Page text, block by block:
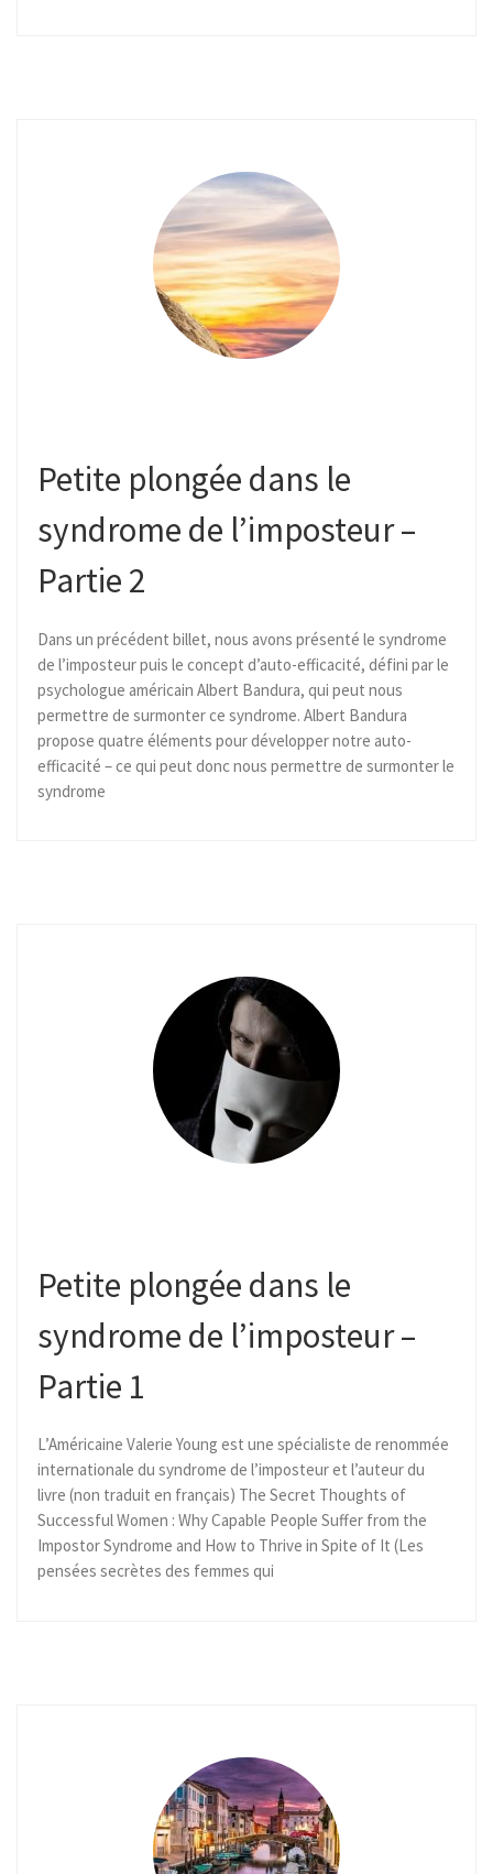
Petite plongée dans le
syndrome de l’imposteur –
Partie 2
Dans un précédent billet, nous avons présenté le syndrome
de l’imposteur puis le concept d’auto-efficacité, défini par le
psychologue américain Albert Bandura, qui peut nous
permettre de surmonter ce syndrome. Albert Bandura
propose quatre éléments pour développer notre auto-
efficacité – ce qui peut donc nous permettre de surmonter le
syndrome
Petite plongée dans le
syndrome de l’imposteur –
Partie 1
L’Américaine Valerie Young est une spécialiste de renommée
internationale du syndrome de l’imposteur et l’auteur du
livre (non traduit en français) The Secret Thoughts of
Successful Women : Why Capable People Suffer from the
Impostor Syndrome and How to Thrive in Spite of It (Les
pensées secrètes des femmes qui